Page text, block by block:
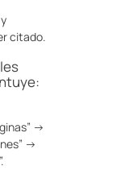
citado.
→
→